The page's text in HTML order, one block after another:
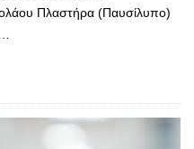
Πλαστήρα (Παυσίλυπο)